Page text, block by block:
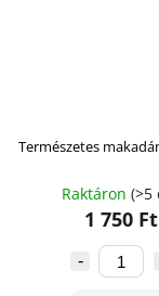
Természetes
Raktáron (>5
1 750 Ft